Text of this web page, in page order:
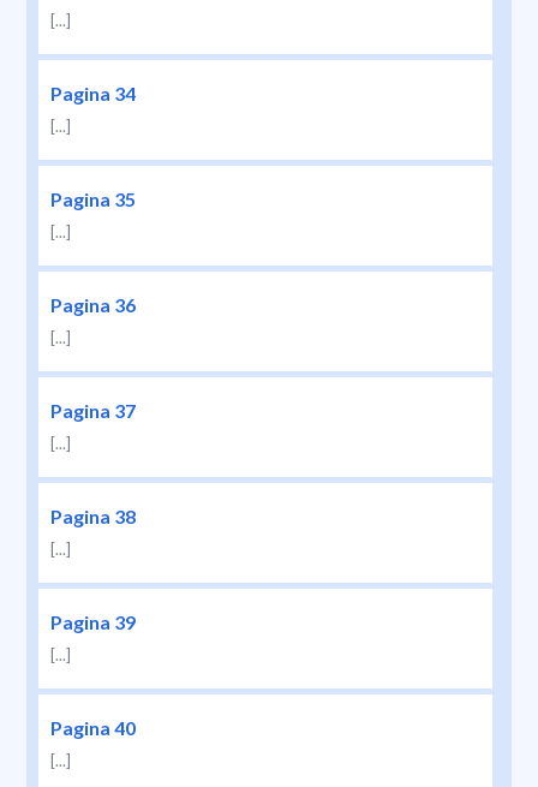
[...]
Pagina 34
[...]
Pagina 35
[...]
Pagina 36
[...]
Pagina 37
[...]
Pagina 38
[...]
Pagina 39
[...]
Pagina 40
[...]